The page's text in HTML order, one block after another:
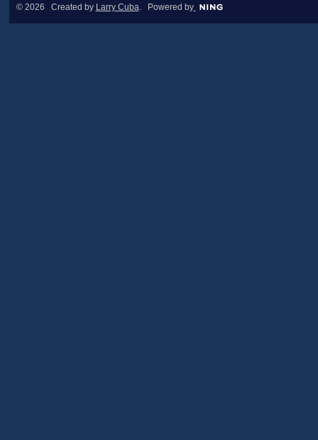
© 2026 Created by Larry Cuba. Powered by